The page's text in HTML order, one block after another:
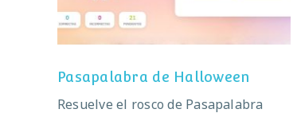
Pasapalabra de Halloween
Resuelve el rosco de Pasapalabra